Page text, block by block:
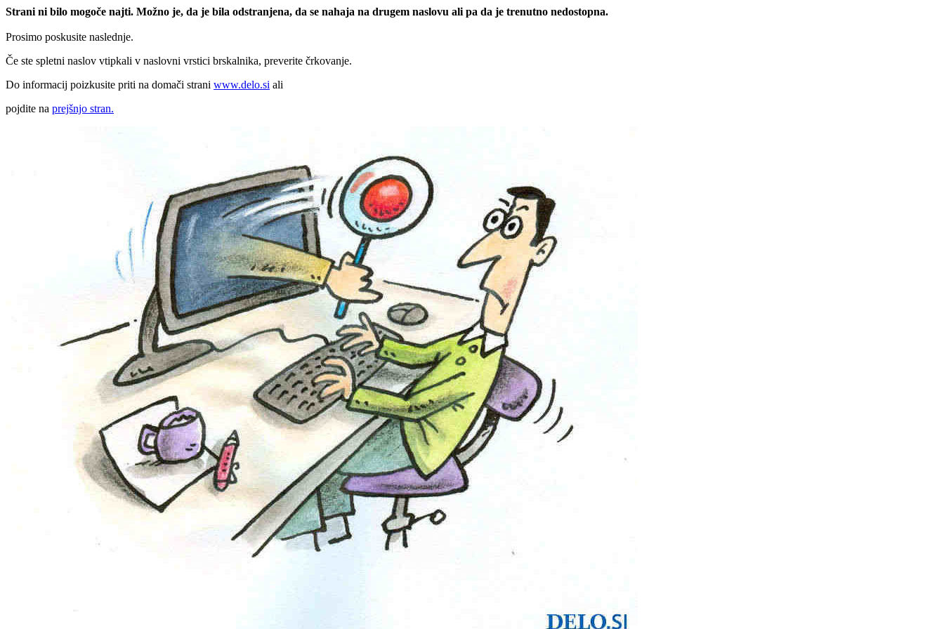
Strani ni bilo mogoče najti. Možno je, da je bila odstranjena, da se nahaja na drugem naslovu ali pa da je trenutno nedostopna.
Prosimo poskusite naslednje.
Če ste spletni naslov vtipkali v naslovni vrstici brskalnika, preverite črkovanje.
Do informacij poizkusite priti na domači strani www.delo.si ali
pojdite na prejšnjo stran.